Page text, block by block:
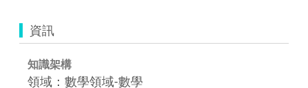
資訊
知識架構
領域：數學領域-數學